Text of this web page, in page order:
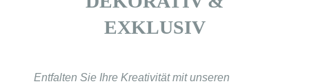
EXKLUSIV
Entfalten Sie Ihre Kreativität mit unseren